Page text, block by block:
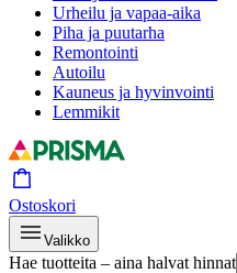
Urheilu ja vapaa-aika
Piha ja puutarha
Remontointi
Autoilu
Kauneus ja hyvinvointi
Lemmikit
Ostoskori
Valikko
Hae tuotteita – aina halvat hinnat